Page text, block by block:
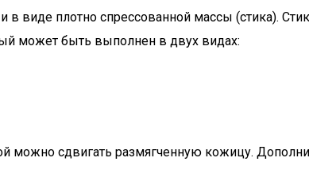
виде плотно спрессованной массы (стика).
может быть выполнен в двух видах:
можно сдвигать размягченную кожицу.